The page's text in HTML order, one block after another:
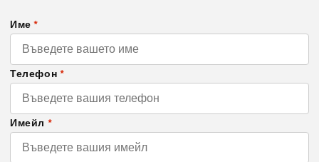
Име*
Телефон *
Имейл *